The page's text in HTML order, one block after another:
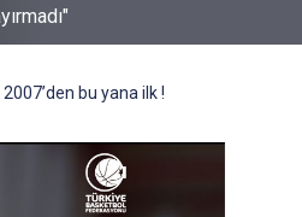
bu yana ilk !